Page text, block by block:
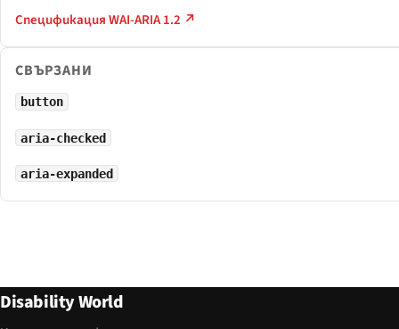
Спецификация WAI-ARIA 1.2 ↗
СВЪРЗАНИ
button
aria-checked
aria-expanded
Disability World